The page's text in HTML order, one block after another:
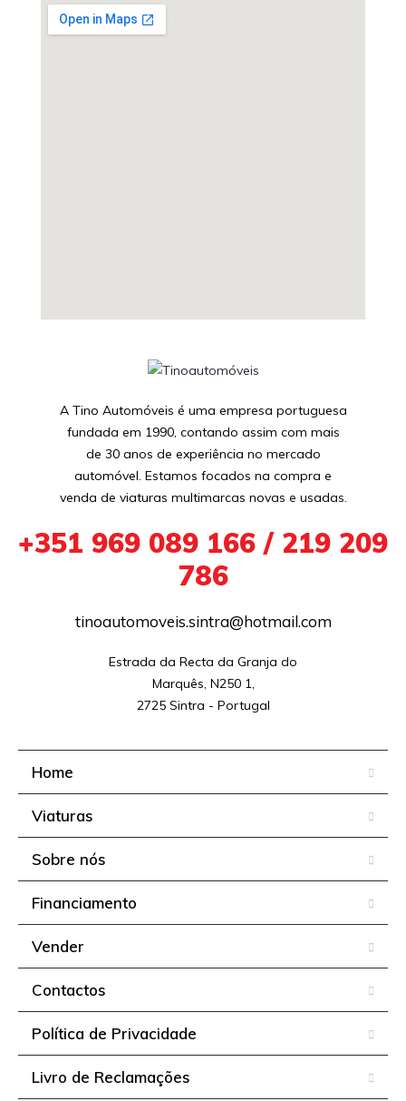
A Tino Automóveis é uma empresa portuguesa
fundada em 1990, contando assim com mais
de 30 anos de experiência no mercado
automóvel. Estamos focados na compra e
venda de viaturas multimarcas novas e usadas.
+351 969 089 166 / 219 209
786
tinoautomoveis.sintra@hotmail.com
Estrada da Recta da Granja do
Marquês, N250 1,
2725 Sintra - Portugal
Home
Viaturas
Sobre nós
Financiamento
Vender
Contactos
Política de Privacidade
Livro de Reclamações